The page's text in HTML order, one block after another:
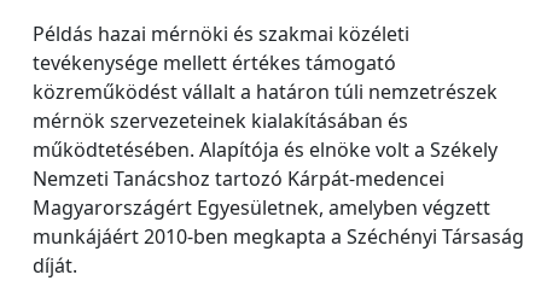
Példás hazai mérnöki és szakmai közéleti
tevékenysége mellett értékes támogató
közreműködést vállalt a határon túli nemzetrészek
mérnök szervezeteinek kialakításában és
működtetésében. Alapítója és elnöke volt a Székely
Nemzeti Tanácshoz tartozó Kárpát-medencei
Magyarországért Egyesületnek, amelyben végzett
munkájáért 2010-ben megkapta a Széchényi Társaság
díját.